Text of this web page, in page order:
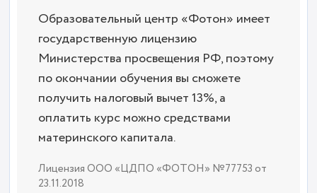
Образовательный центр «Фотон» имеет
государственную лицензию
Министерства просвещения РФ, поэтому
по окончании обучения вы сможете
получить налоговый вычет 13%, а
оплатить курс можно средствами
материнского капитала.
Лицензия ООО «ЦДПО «ФОТОН» №77753 от
23.11.2018